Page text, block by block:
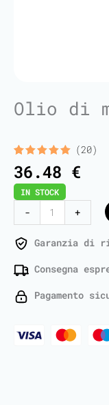
Olio di
Valutato
5.00 su 5
su base
di
20
recensioni
(20)
36.48 €
IN STOCK
-
Balm
Oil
1
quantità
+
Garanzia di
Consegna
Pagamento